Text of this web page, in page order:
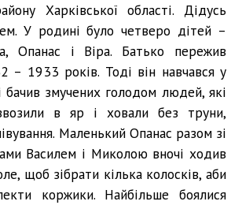
Харківської області. Дідусь
У родині було четверо дітей –
Опанас і Віра. Батько пережив
– 1933 років. Тоді він навчався у
бачив змучених голодом людей, які
в яр і ховали без труни,
Маленький Опанас разом зі
Василем і Миколою вночі ходив
щоб зібрати кілька колосків, аби
коржики. Найбільше боялися